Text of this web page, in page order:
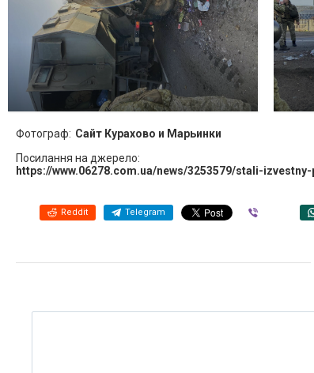
Фотограф: Сайт Курахово и Марьинки
Посилання на джерело:
https://www.06278.com.ua/news/3253579/stali-
Reddit Telegram